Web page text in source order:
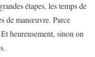
étapes, les temps de
de manœuvre. Parce
heureusement, sinon on